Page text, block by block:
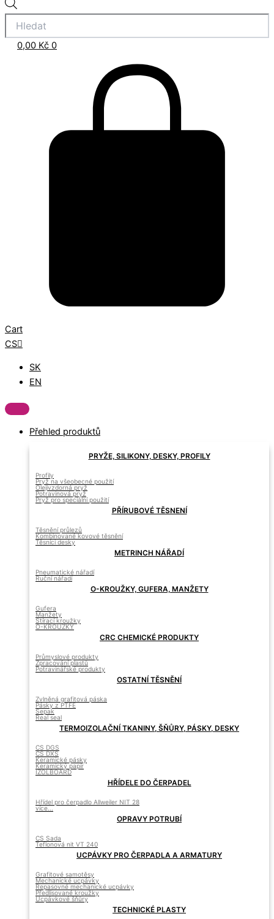
0,00 Kč 0
Cart
CS
SK
EN
Přehled produktů
PRYŽE, SILIKONY, DESKY, PROFILY
Profily
Pryž na všeobecné použití
Olejivzdorná pryž
Potravinová pryž
Pryž pro speciální použití
PŘÍRUBOVÉ TĚSNENÍ
Těsnění průlezů
Kombinované kovové těsnění
Těsníci desky
METRINCH NÁŘADÍ
Pneumatické nářadí
Ruční nářadí
O-KROUŽKY, GUFERA, MANŽETY
Gufera
Manžety
Stírací kroužky
O-KROUŽKY
CRC CHEMICKÉ PRODUKTY
Průmyslové produkty
Zpracování plastů
Potravinářské produkty
OSTATNÍ TĚSNĚNÍ
Zvlněná grafitová páska
Pásky z PTFE
Sepak
Real seal
TERMOIZOLAČNÍ TKANINY, ŠŇŮRY, PÁSKY, DESKY
CS DGS
CS DXS
Keramické pásky
Keramický papír
IZOLBOARD
HŘÍDELE DO ČERPADEL
Hřídel pro čerpadlo Allweiler NIT 28
více...
OPRAVY POTRUBÍ
CS Sada
Teflonová nit VT 240
UCPÁVKY PRO ČERPADLA A ARMATURY
Grafitové samotěsy
Mechanické ucpávky
Repasovné mechanické ucpávky
Předlisované kroužky
Ucpávkové šňůry
TECHNICKÉ PLASTY